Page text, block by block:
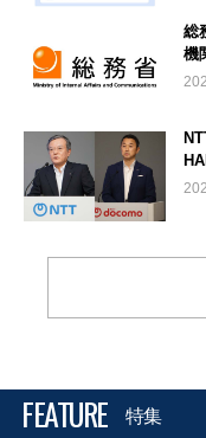
総
機
FEATURE 特集